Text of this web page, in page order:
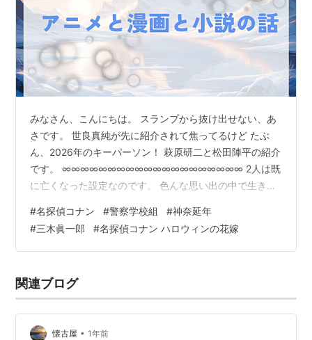
純情ロマンチカ（草間野分）
SLAM DUNK（大楠雄二、神宗一郎）
ソニックX（ナックルズ・ザ・エキドゥナ）
それゆけ!宇宙戦艦ヤマモト・ヨーコ（テンツァー）
超魔神英雄伝ワタル（ドナルカミ・ドラン）
NARUTO-ナルト-（薬師カブト）
Fate/stay night（ランサー）
ふしぎ遊戯（翼宿）
PROJECT ARMS（高槻涼）
流星のロックマン（キグナス）
ロードス島戦記 英雄騎士伝（パーン）
ゲーム
アルトネリコ 世界の終わりで詩い続ける少女（ジャ
ック・ハミルトン）
みなさん、こんにちは。 スランプから抜け出せない、あ
さです。 世良真純が先に紹介されて焦ってるけど たぶ
ん、2026年のキーパーソン！ 萩原研二と松田陣平の紹介
です。 ∞∞∞∞∞∞∞∞∞∞∞∞∞∞∞∞∞∞∞∞ 2人は既
に亡くなった設定なのです。 色んな思い出の中で生きて
から外せない人物に なってしまいました。 萩原研二役の
三木眞一郎さんは ヒット作が多いのでご存知の方もいる
はず。 松田陣平役の神奈延年さんは 思い出いっぱい、大
な分かってるね〜♪て言っちゃいそう。 ところで、萩原研
二さんは…
#名探偵コナン #警察学校組 #神奈延年
#三木眞一郎 #名探偵コナン ハロウィンの花嫁
関連ブログ
懐古屋 • 1年前